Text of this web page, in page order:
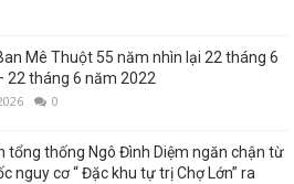
Mê Thuột 55 năm nhìn lại 22 tháng 6
22 tháng 6 năm 2022
0
tổng thống Ngô Đình Diệm ngăn chận từ
nguy cơ “ Đặc khu tự trị Chợ Lớn” ra